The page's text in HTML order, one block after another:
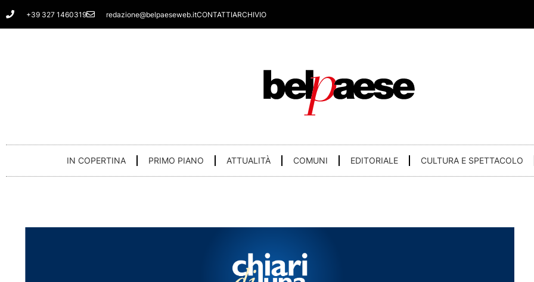
Vai
al
+39 327 1460319 redazione@belpaeseweb.itCONTATTIARCHIVIO
IN COPERTINA PRIMO PIANO ATTUALITÀ COMUNI EDITORIALE CULTURA E SPETTACOLO